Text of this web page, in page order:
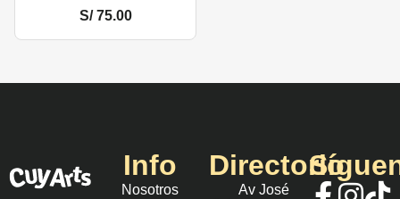
S/75.00
Info
Nosotros
Directorio
Av José